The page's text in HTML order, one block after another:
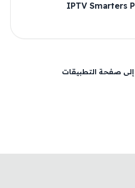
IPTV Smarters
إلى صفحة التطبيقات